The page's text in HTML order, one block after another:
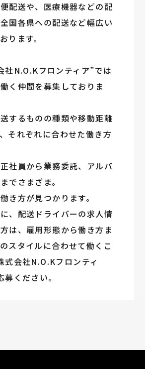
配送や、医療機器などの配
国各県への配送など幅広い
ります。
社N.O.Kフロンティア”では
く仲間を募集しておりま
するものの種類や移動距離
それぞれに合わせた働き方
社員から業務委託、アルバ
でさまざま。
き方が見つかります。
、配送ドライバーの求人情
は、雇用形態から働き方ま
スタイルに合わせて働くこ
式会社N.O.Kフロンティ
ください。